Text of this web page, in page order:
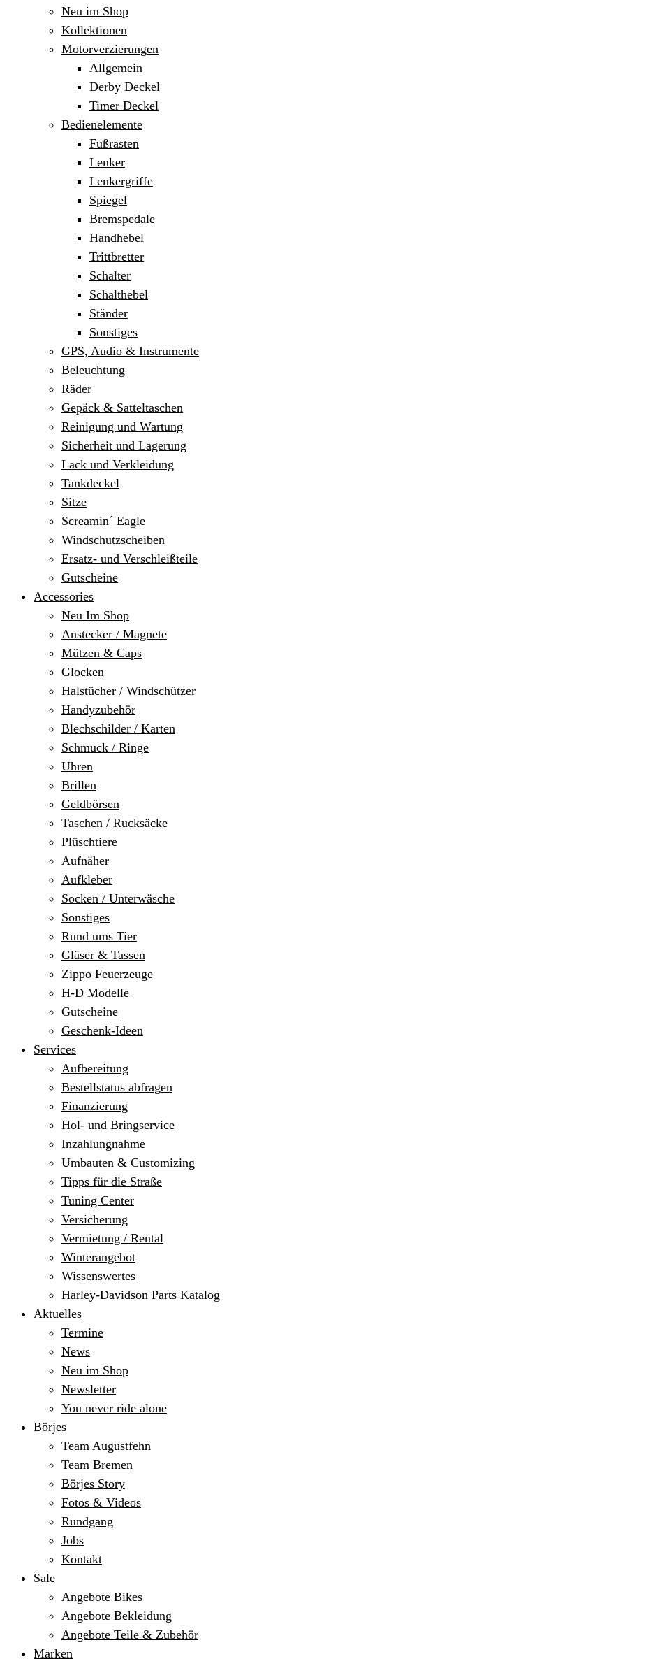
Neu im Shop
Kollektionen
Motorverzierungen
Allgemein
Derby Deckel
Timer Deckel
Bedienelemente
Fußrasten
Lenker
Lenkergriffe
Spiegel
Bremspedale
Handhebel
Trittbretter
Schalter
Schalthebel
Ständer
Sonstiges
GPS, Audio & Instrumente
Beleuchtung
Räder
Gepäck & Satteltaschen
Reinigung und Wartung
Sicherheit und Lagerung
Lack und Verkleidung
Tankdeckel
Sitze
Screamin´ Eagle
Windschutzscheiben
Ersatz- und Verschleißteile
Gutscheine
Accessories
Neu Im Shop
Anstecker / Magnete
Mützen & Caps
Glocken
Halstücher / Windschützer
Handyzubehör
Blechschilder / Karten
Schmuck / Ringe
Uhren
Brillen
Geldbörsen
Taschen / Rucksäcke
Plüschtiere
Aufnäher
Aufkleber
Socken / Unterwäsche
Sonstiges
Rund ums Tier
Gläser & Tassen
Zippo Feuerzeuge
H-D Modelle
Gutscheine
Geschenk-Ideen
Services
Aufbereitung
Bestellstatus abfragen
Finanzierung
Hol- und Bringservice
Inzahlungnahme
Umbauten & Customizing
Tipps für die Straße
Tuning Center
Versicherung
Vermietung / Rental
Winterangebot
Wissenswertes
Harley-Davidson Parts Katalog
Aktuelles
Termine
News
Neu im Shop
Newsletter
You never ride alone
Börjes
Team Augustfehn
Team Bremen
Börjes Story
Fotos & Videos
Rundgang
Jobs
Kontakt
Sale
Angebote Bikes
Angebote Bekleidung
Angebote Teile & Zubehör
Marken